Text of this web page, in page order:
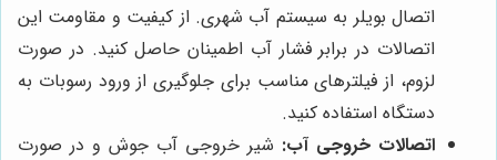
اتصال بویلر به سیستم آب شهری. از کیفیت و مقاومت این
اتصالات در برابر فشار آب اطمینان حاصل کنید. در صورت
لزوم، از فیلترهای مناسب برای جلوگیری از ورود رسوبات به
دستگاه استفاده کنید.
اتصالات خروجی آب: شیر خروجی آب جوش و در صورت